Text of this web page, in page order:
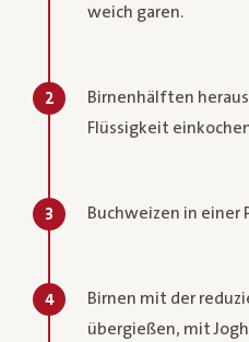
weich garen.
2
Birnenhälften
Flüssigkeit
3 Buchweizen in einer
4
Birnen mit der
übergießen, mit